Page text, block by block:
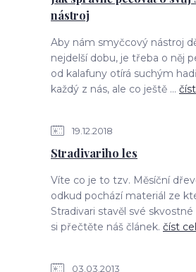
nástroj
Aby nám smyčcový nástroj
nejdelší dobu, je třeba o něj
od kalafuny otírá suchým
každý z nás, ale co ještě ...
19.12.2018
Stradivariho les
Víte co je to tzv. Měsíční
odkud pochází materiál ze
Stradivari stavěl své
si přečtěte náš článek. číst
03.03.2013